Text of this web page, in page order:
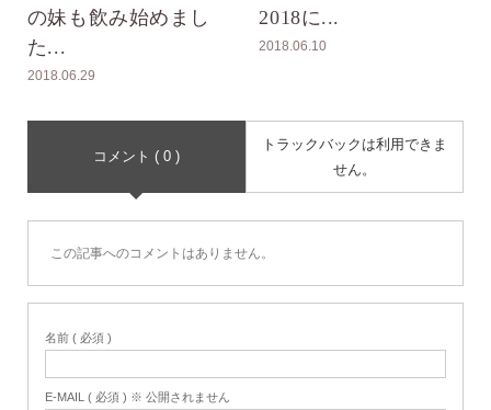
の妹も飲み始めまし
た...
2018.06.29
2018に...
2018.06.10
コメント ( 0 )
トラックバックは利用できま
せん。
この記事へのコメントはありません。
名前 ( 必須 )
E-MAIL ( 必須 ) ※ 公開されません